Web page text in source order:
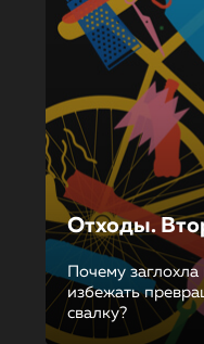
Отходы.
Почему
избежать
свалку?